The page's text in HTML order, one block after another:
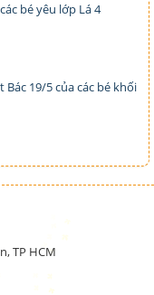
bé yêu lớp Lá 4
19/5 của các bé khối
TP HCM